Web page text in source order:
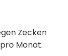
Zecken
Monat.